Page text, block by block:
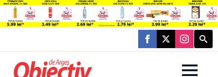
Search
for: